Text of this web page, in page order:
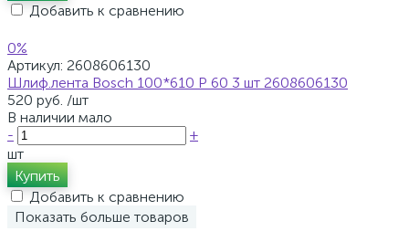
Добавить к сравнению
0%
Артикул: 2608606130
Шлиф.лента Bosch 100*610 Р 60 3 шт 2608606130
520 руб. /шт
В наличии мало
-
+
шт
Купить
Добавить к сравнению
Показать больше товаров